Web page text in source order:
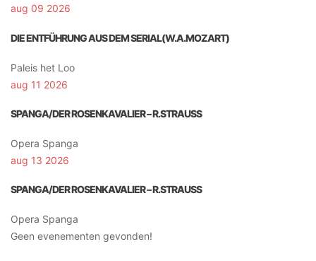
aug 09 2026
DIE ENTFÜHRUNG AUS DEM SERIAL(W.A.MOZART)
Paleis het Loo
aug 11 2026
SPANGA/DER ROSENKAVALIER – R.STRAUSS
Opera Spanga
aug 13 2026
SPANGA/DER ROSENKAVALIER – R.STRAUSS
Opera Spanga
Geen evenementen gevonden!